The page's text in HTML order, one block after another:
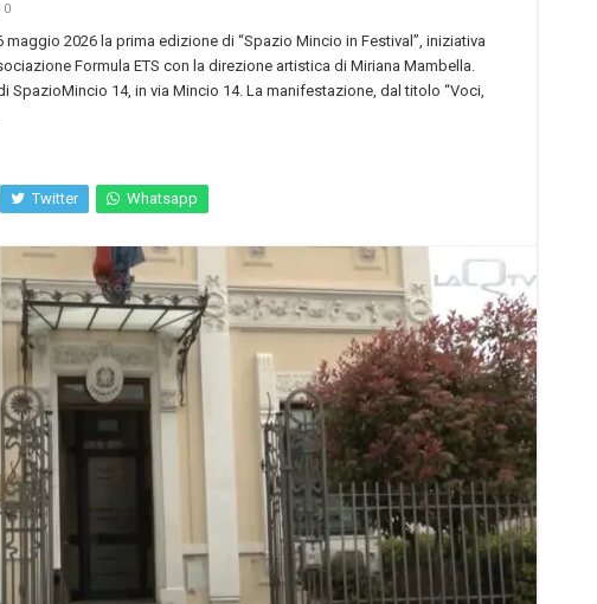
0
2026 la prima edizione di “Spazio Mincio in Festival”, iniziativa
Formula ETS con la direzione artistica di Miriana Mambella.
SpazioMincio 14, in via Mincio 14. La manifestazione, dal titolo “Voci,
Twitter Whatsapp